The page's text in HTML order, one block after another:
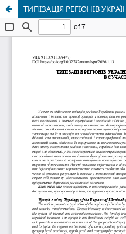
ТИПІЗАЦІЯ РЕГІОНІВ